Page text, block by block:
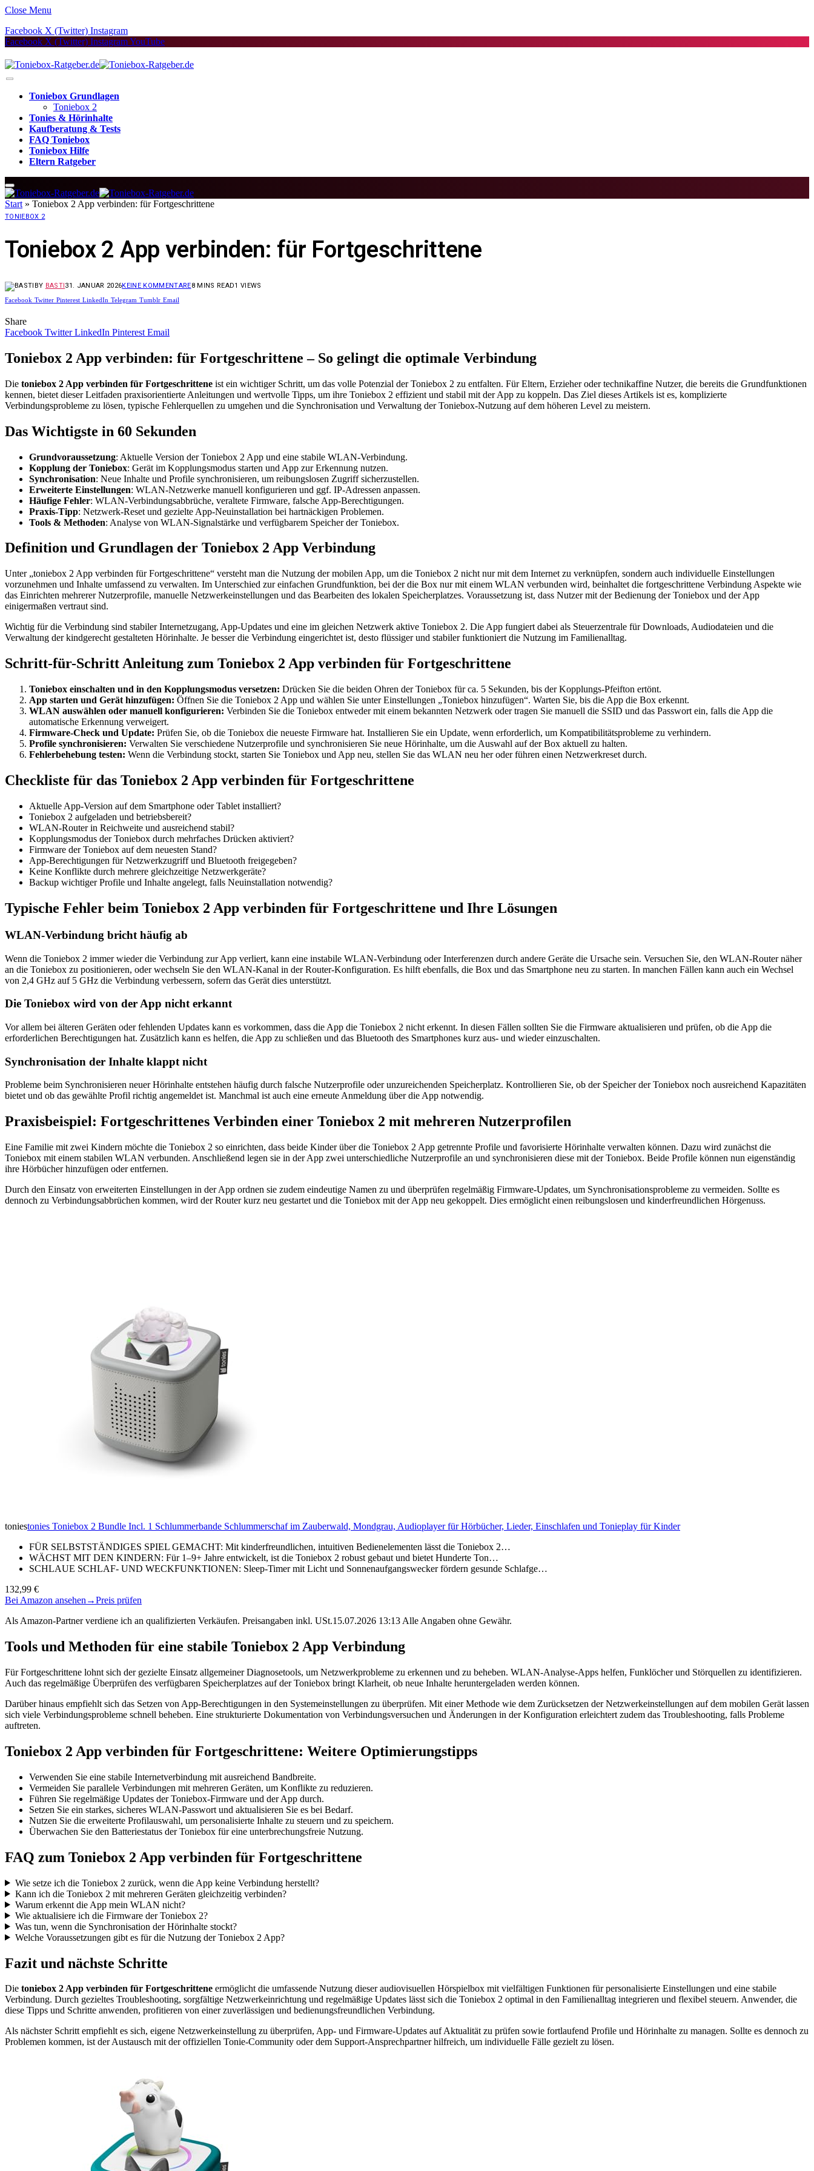
Close Menu
Facebook X (Twitter) Instagram
Facebook X (Twitter) InstagramYouTube
Toniebox Grundlagen
Toniebox 2
Tonies & Hörinhalte
Kaufberatung & Tests
FAQ Toniebox
Toniebox Hilfe
Eltern Ratgeber
Start » Toniebox 2 App verbinden: für Fortgeschrittene
TONIEBOX 2
Toniebox 2 App verbinden: für Fortgeschrittene
BY BASTI31. JANUAR 2026KEINE KOMMENTARE8 MINS READ1 VIEWS
Facebook Twitter Pinterest LinkedIn Telegram Tumblr Email
Share
Facebook Twitter LinkedIn Pinterest Email
Toniebox 2 App verbinden: für Fortgeschrittene – So gelingt die optimale Verbindung
Die toniebox 2 App verbinden für Fortgeschrittene ist ein wichtiger Schritt, um das volle Potenzial der Toniebox 2 zu entfalten. Für Eltern, Erzieher oder technikaffine Nutzer, die bereits die Grundfunktionen
kennen, bietet dieser Leitfaden praxisorientierte Anleitungen und wertvolle Tipps, um ihre Toniebox 2 effizient und stabil mit der App zu koppeln. Das Ziel dieses Artikels ist es, komplizierte
Verbindungsprobleme zu lösen, typische Fehlerquellen zu umgehen und die Synchronisation und Verwaltung der Toniebox-Nutzung auf dem höheren Level zu meistern.
Das Wichtigste in 60 Sekunden
Grundvoraussetzung: Aktuelle Version der Toniebox 2 App und eine stabile WLAN-Verbindung.
Kopplung der Toniebox: Gerät im Kopplungsmodus starten und App zur Erkennung nutzen.
Synchronisation: Neue Inhalte und Profile synchronisieren, um reibungslosen Zugriff sicherzustellen.
Erweiterte Einstellungen: WLAN-Netzwerke manuell konfigurieren und ggf. IP-Adressen anpassen.
Häufige Fehler: WLAN-Verbindungsabbrüche, veraltete Firmware, falsche App-Berechtigungen.
Praxis-Tipp: Netzwerk-Reset und gezielte App-Neuinstallation bei hartnäckigen Problemen.
Tools & Methoden: Analyse von WLAN-Signalstärke und verfügbarem Speicher der Toniebox.
Definition und Grundlagen der Toniebox 2 App Verbindung
Unter „toniebox 2 App verbinden für Fortgeschrittene“ versteht man die Nutzung der mobilen App, um die Toniebox 2 nicht nur mit dem Internet zu verknüpfen, sondern auch individuelle Einstellungen
vorzunehmen und Inhalte umfassend zu verwalten. Im Unterschied zur einfachen Grundfunktion, bei der die Box nur mit einem WLAN verbunden wird, beinhaltet die fortgeschrittene Verbindung Aspekte wie
das Einrichten mehrerer Nutzerprofile, manuelle Netzwerkeinstellungen und das Bearbeiten des lokalen Speicherplatzes. Voraussetzung ist, dass Nutzer mit der Bedienung der Toniebox und der App
einigermaßen vertraut sind.
Wichtig für die Verbindung sind stabiler Internetzugang, App-Updates und eine im gleichen Netzwerk aktive Toniebox 2. Die App fungiert dabei als Steuerzentrale für Downloads, Audiodateien und die
Verwaltung der kindgerecht gestalteten Hörinhalte. Je besser die Verbindung eingerichtet ist, desto flüssiger und stabiler funktioniert die Nutzung im Familienalltag.
Schritt-für-Schritt Anleitung zum Toniebox 2 App verbinden für Fortgeschrittene
Toniebox einschalten und in den Kopplungsmodus versetzen: Drücken Sie die beiden Ohren der Toniebox für ca. 5 Sekunden, bis der Kopplungs-Pfeifton ertönt.
App starten und Gerät hinzufügen: Öffnen Sie die Toniebox 2 App und wählen Sie unter Einstellungen „Toniebox hinzufügen“. Warten Sie, bis die App die Box erkennt.
WLAN auswählen oder manuell konfigurieren: Verbinden Sie die Toniebox entweder mit einem bekannten Netzwerk oder tragen Sie manuell die SSID und das Passwort ein, falls die App die
automatische Erkennung verweigert.
Firmware-Check und Update: Prüfen Sie, ob die Toniebox die neueste Firmware hat. Installieren Sie ein Update, wenn erforderlich, um Kompatibilitätsprobleme zu verhindern.
Profile synchronisieren: Verwalten Sie verschiedene Nutzerprofile und synchronisieren Sie neue Hörinhalte, um die Auswahl auf der Box aktuell zu halten.
Fehlerbehebung testen: Wenn die Verbindung stockt, starten Sie Toniebox und App neu, stellen Sie das WLAN neu her oder führen einen Netzwerkreset durch.
Checkliste für das Toniebox 2 App verbinden für Fortgeschrittene
Aktuelle App-Version auf dem Smartphone oder Tablet installiert?
Toniebox 2 aufgeladen und betriebsbereit?
WLAN-Router in Reichweite und ausreichend stabil?
Kopplungsmodus der Toniebox durch mehrfaches Drücken aktiviert?
Firmware der Toniebox auf dem neuesten Stand?
App-Berechtigungen für Netzwerkzugriff und Bluetooth freigegeben?
Keine Konflikte durch mehrere gleichzeitige Netzwerkgeräte?
Backup wichtiger Profile und Inhalte angelegt, falls Neuinstallation notwendig?
Typische Fehler beim Toniebox 2 App verbinden für Fortgeschrittene und Ihre Lösungen
WLAN-Verbindung bricht häufig ab
Wenn die Toniebox 2 immer wieder die Verbindung zur App verliert, kann eine instabile WLAN-Verbindung oder Interferenzen durch andere Geräte die Ursache sein. Versuchen Sie, den WLAN-Router näher
an die Toniebox zu positionieren, oder wechseln Sie den WLAN-Kanal in der Router-Konfiguration. Es hilft ebenfalls, die Box und das Smartphone neu zu starten. In manchen Fällen kann auch ein Wechsel
von 2,4 GHz auf 5 GHz die Verbindung verbessern, sofern das Gerät dies unterstützt.
Die Toniebox wird von der App nicht erkannt
Vor allem bei älteren Geräten oder fehlenden Updates kann es vorkommen, dass die App die Toniebox 2 nicht erkennt. In diesen Fällen sollten Sie die Firmware aktualisieren und prüfen, ob die App die
erforderlichen Berechtigungen hat. Zusätzlich kann es helfen, die App zu schließen und das Bluetooth des Smartphones kurz aus- und wieder einzuschalten.
Synchronisation der Inhalte klappt nicht
Probleme beim Synchronisieren neuer Hörinhalte entstehen häufig durch falsche Nutzerprofile oder unzureichenden Speicherplatz. Kontrollieren Sie, ob der Speicher der Toniebox noch ausreichend Kapazitäten
bietet und ob das gewählte Profil richtig angemeldet ist. Manchmal ist auch eine erneute Anmeldung über die App notwendig.
Praxisbeispiel: Fortgeschrittenes Verbinden einer Toniebox 2 mit mehreren Nutzerprofilen
Eine Familie mit zwei Kindern möchte die Toniebox 2 so einrichten, dass beide Kinder über die Toniebox 2 App getrennte Profile und favorisierte Hörinhalte verwalten können. Dazu wird zunächst die
Toniebox mit einem stabilen WLAN verbunden. Anschließend legen sie in der App zwei unterschiedliche Nutzerprofile an und synchronisieren diese mit der Toniebox. Beide Profile können nun eigenständig
ihre Hörbücher hinzufügen oder entfernen.
Durch den Einsatz von erweiterten Einstellungen in der App ordnen sie zudem eindeutige Namen zu und überprüfen regelmäßig Firmware-Updates, um Synchronisationsprobleme zu vermeiden. Sollte es
dennoch zu Verbindungsabbrüchen kommen, wird der Router kurz neu gestartet und die Toniebox mit der App neu gekoppelt. Dies ermöglicht einen reibungslosen und kinderfreundlichen Hörgenuss.
toniestonies Toniebox 2 Bundle Incl. 1 Schlummerbande Schlummerschaf im Zauberwald, Mondgrau, Audioplayer für Hörbücher, Lieder, Einschlafen und Tonieplay für Kinder
FÜR SELBSTSTÄNDIGES SPIEL GEMACHT: Mit kinderfreundlichen, intuitiven Bedienelementen lässt die Toniebox 2…
WÄCHST MIT DEN KINDERN: Für 1–9+ Jahre entwickelt, ist die Toniebox 2 robust gebaut und bietet Hunderte Ton…
SCHLAUE SCHLAF- UND WECKFUNKTIONEN: Sleep-Timer mit Licht und Sonnenaufgangswecker fördern gesunde Schlafge…
132,99 €
Bei Amazon ansehen →Preis prüfen
Als Amazon-Partner verdiene ich an qualifizierten Verkäufen. Preisangaben inkl. USt.15.07.2026 13:13 Alle Angaben ohne Gewähr.
Tools und Methoden für eine stabile Toniebox 2 App Verbindung
Für Fortgeschrittene lohnt sich der gezielte Einsatz allgemeiner Diagnosetools, um Netzwerkprobleme zu erkennen und zu beheben. WLAN-Analyse-Apps helfen, Funklöcher und Störquellen zu identifizieren.
Auch das regelmäßige Überprüfen des verfügbaren Speicherplatzes auf der Toniebox bringt Klarheit, ob neue Inhalte heruntergeladen werden können.
Darüber hinaus empfiehlt sich das Setzen von App-Berechtigungen in den Systemeinstellungen zu überprüfen. Mit einer Methode wie dem Zurücksetzen der Netzwerkeinstellungen auf dem mobilen Gerät lassen
sich viele Verbindungsprobleme schnell beheben. Eine strukturierte Dokumentation von Verbindungsversuchen und Änderungen in der Konfiguration erleichtert zudem das Troubleshooting, falls Probleme
auftreten.
Toniebox 2 App verbinden für Fortgeschrittene: Weitere Optimierungstipps
Verwenden Sie eine stabile Internetverbindung mit ausreichend Bandbreite.
Vermeiden Sie parallele Verbindungen mit mehreren Geräten, um Konflikte zu reduzieren.
Führen Sie regelmäßige Updates der Toniebox-Firmware und der App durch.
Setzen Sie ein starkes, sicheres WLAN-Passwort und aktualisieren Sie es bei Bedarf.
Nutzen Sie die erweiterte Profilauswahl, um personalisierte Inhalte zu steuern und zu speichern.
Überwachen Sie den Batteriestatus der Toniebox für eine unterbrechungsfreie Nutzung.
FAQ zum Toniebox 2 App verbinden für Fortgeschrittene
Wie setze ich die Toniebox 2 zurück, wenn die App keine Verbindung herstellt?
Kann ich die Toniebox 2 mit mehreren Geräten gleichzeitig verbinden?
Warum erkennt die App mein WLAN nicht?
Wie aktualisiere ich die Firmware der Toniebox 2?
Was tun, wenn die Synchronisation der Hörinhalte stockt?
Welche Voraussetzungen gibt es für die Nutzung der Toniebox 2 App?
Fazit und nächste Schritte
Die toniebox 2 App verbinden für Fortgeschrittene ermöglicht die umfassende Nutzung dieser audiovisuellen Hörspielbox mit vielfältigen Funktionen für personalisierte Einstellungen und eine stabile
Verbindung. Durch gezieltes Troubleshooting, sorgfältige Netzwerkeinrichtung und regelmäßige Updates lässt sich die Toniebox 2 optimal in den Familienalltag integrieren und flexibel steuern. Anwender, die
diese Tipps und Schritte anwenden, profitieren von einer zuverlässigen und bedienungsfreundlichen Verbindung.
Als nächster Schritt empfiehlt es sich, eigene Netzwerkeinstellung zu überprüfen, App- und Firmware-Updates auf Aktualität zu prüfen sowie fortlaufend Profile und Hörinhalte zu managen. Sollte es dennoch zu
Problemen kommen, ist der Austausch mit der offiziellen Tonie-Community oder dem Support-Ansprechpartner hilfreich, um individuelle Fälle gezielt zu lösen.